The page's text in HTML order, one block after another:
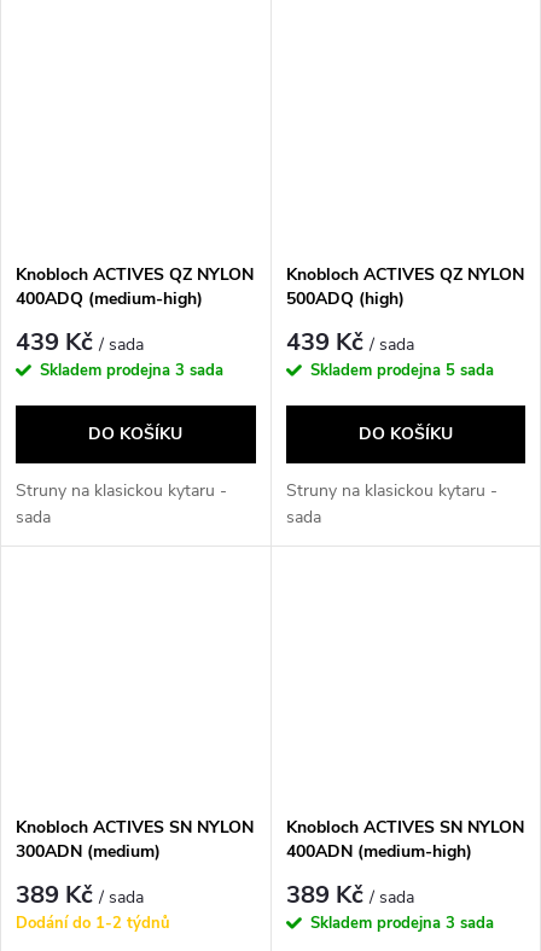
Knobloch ACTIVES QZ NYLON
400ADQ (medium-high)
439 Kč/ sada
Skladem prodejna 3 sada
DO KOŠÍKU
Struny na klasickou kytaru -
sada
Knobloch ACTIVES QZ NYLON
500ADQ (high)
439 Kč/ sada
Skladem prodejna 5 sada
DO KOŠÍKU
Struny na klasickou kytaru -
sada
Knobloch ACTIVES SN NYLON
300ADN (medium)
389 Kč/ sada
Dodání do 1-2 týdnů
Knobloch ACTIVES SN NYLON
400ADN (medium-high)
389 Kč/ sada
Skladem prodejna 3 sada